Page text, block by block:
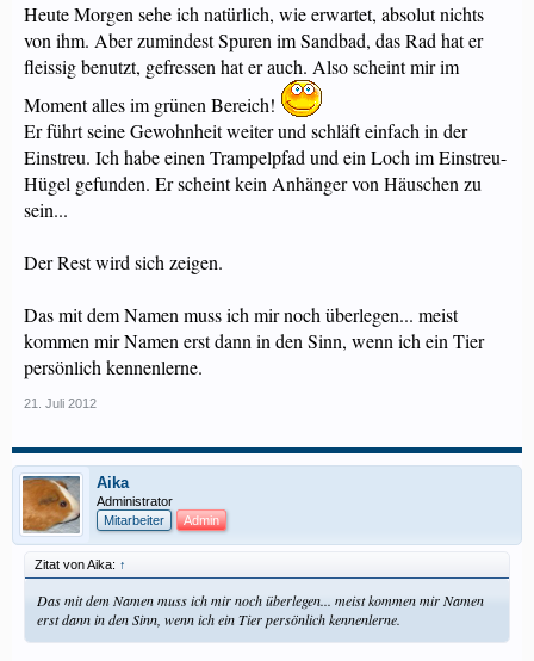
Heute Morgen sehe ich natürlich, wie erwartet, absolut nichts
von ihm. Aber zumindest Spuren im Sandbad, das Rad hat er
fleissig benutzt, gefressen hat er auch. Also scheint mir im
Moment alles im grünen Bereich!
Er führt seine Gewohnheit weiter und schläft einfach in der
Einstreu. Ich habe einen Trampelpfad und ein Loch im Einstreu-
Hügel gefunden. Er scheint kein Anhänger von Häuschen zu
sein...
Der Rest wird sich zeigen.
Das mit dem Namen muss ich mir noch überlegen... meist
kommen mir Namen erst dann in den Sinn, wenn ich ein Tier
persönlich kennenlerne.
21. Juli 2012
Aika
Administrator
Mitarbeiter
Admin
Zitat von Aika: ↑
Das mit dem Namen muss ich mir noch überlegen... meist kommen mir Namen
erst dann in den Sinn, wenn ich ein Tier persönlich kennenlerne.